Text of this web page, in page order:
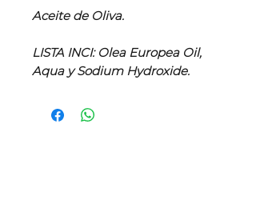
Aceite de Oliva.
LISTA INCI: Olea Europea Oil,
Aqua y Sodium Hydroxide.